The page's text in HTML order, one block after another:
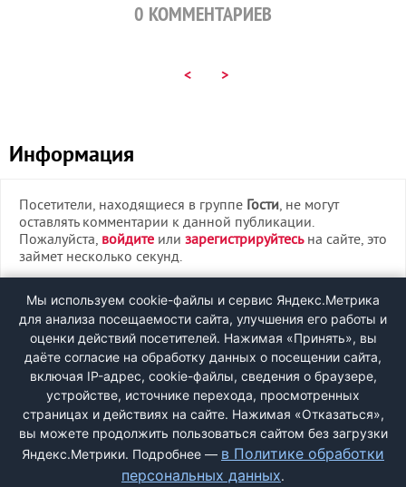
0 КОММЕНТАРИЕВ
< >
Информация
Посетители, находящиеся в группе Гости, не могут
оставлять комментарии к данной публикации.
Пожалуйста, войдите или зарегистрируйтесьна сайте, это
займет несколько секунд.
ВХОД
РЕГИСТРАЦИЯ
Быстрая регистрациячерез соцсети:
Мы используем cookie-файлы и сервис Яндекс.Метрика
для анализа посещаемости сайта, улучшения его работы и
оценки действий посетителей. Нажимая «Принять», вы
даёте согласие на обработку данных о посещении сайта,
включая IP-адрес, cookie-файлы, сведения о браузере,
устройстве, источнике перехода, просмотренных
страницах и действиях на сайте. Нажимая «Отказаться»,
вы можете продолжить пользоваться сайтом без загрузки
Яндекс.Метрики. Подробнее — в Политике обработки
персональных данных.